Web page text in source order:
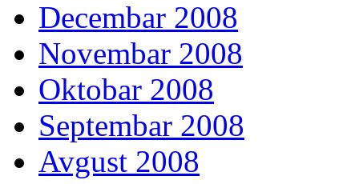
Decembar 2008
Novembar 2008
Oktobar 2008
Septembar 2008
Avgust 2008